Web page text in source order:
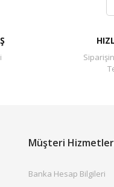
Müşteri
Banka Hesap Bilgileri